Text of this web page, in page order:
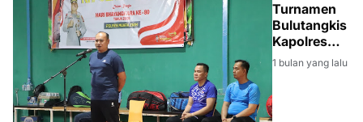
Turnamen
Bulutangkis
Kapolres
Cup V 2026
Meriahkan
1 bulan yang lalu